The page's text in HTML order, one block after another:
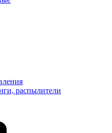
распылители